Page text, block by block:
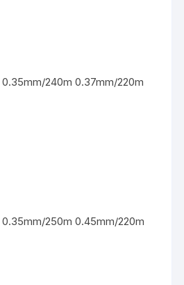
240m 0.37mm/220m
0.35mm/250m 0.45mm/220m